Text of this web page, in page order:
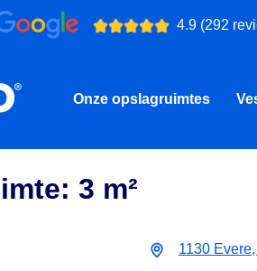
4.9 (292
Onze opslagruimtes
3 m²
1130